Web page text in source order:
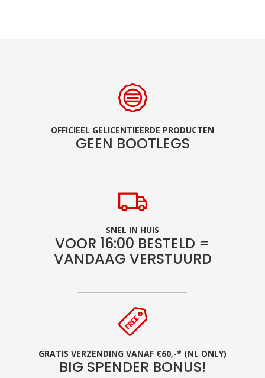
OFFICIEEL GELICENTIEERDE PRODUCTEN
GEEN BOOTLEGS
SNEL IN HUIS
VOOR 16:00 BESTELD =
VANDAAG VERSTUURD
GRATIS VERZENDING VANAF €60,-* (NL ONLY)
BIG SPENDER BONUS!